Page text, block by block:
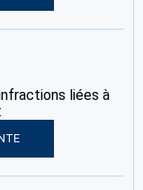
liées à